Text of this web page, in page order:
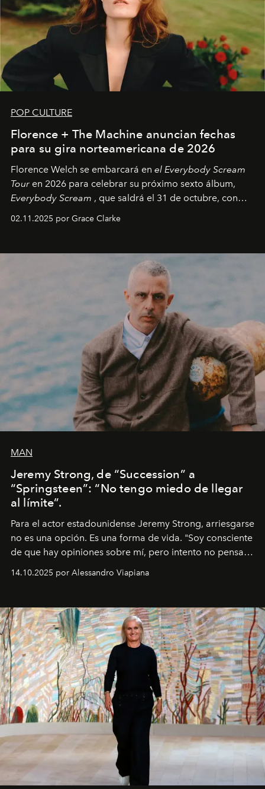
POP CULTURE
Florence + The Machine anuncian fechas
para su gira norteamericana de 2026
Florence Welch se embarcará en el Everybody Scream
Tour en 2026 para celebrar su próximo sexto álbum,
Everybody Scream , que saldrá el 31 de octubre, con
fechas en Norteamérica a partir de abril del próximo
02.11.2025 por Grace Clarke
MAN
Jeremy Strong, de “Succession” a
“Springsteen”: “No tengo miedo de llegar
al límite”.
Para el actor estadounidense Jeremy Strong, arriesgarse
no es una opción. Es una forma de vida. "Soy consciente
de que hay opiniones sobre mí, pero intento no pensar
demasiado en cómo me perciben. Creo que es una
pérdida de tiempo", afirma.
14.10.2025 por Alessandro Viapiana